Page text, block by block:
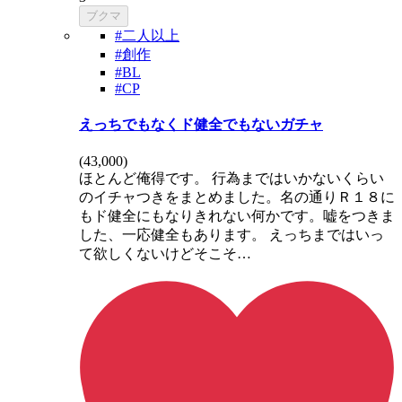
ブクマ
#二人以上
#創作
#BL
#CP
えっちでもなくド健全でもないガチャ
(43,000)
ほとんど俺得です。 行為まではいかないくらい
のイチャつきをまとめました。名の通りＲ１８に
もド健全にもなりきれない何かです。嘘をつきま
した、一応健全もあります。 えっちまではいっ
て欲しくないけどそこそ…